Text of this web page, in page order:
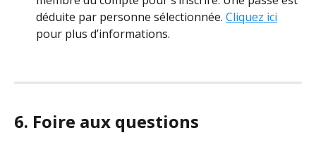
déduite par personne sélectionnée. Cliquez ici
pour plus d’informations.
6. Foire aux questions